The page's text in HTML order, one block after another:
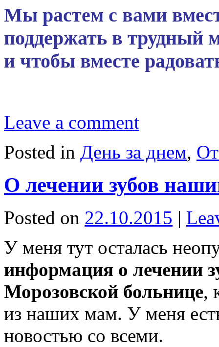
Мы растем с вами
поддержать в трудный
и чтобы вместе
Leave a comment
Posted in День за днем,
О лечении зубов
Posted on 22.10.2015 |
У меня тут осталась
информация о лечении
Морозовской больнице,
из наших мам. У меня
новостью со всеми.